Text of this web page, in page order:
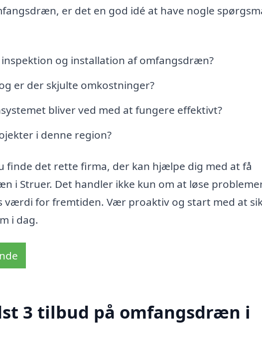
er det en god idé at have nogle
og installation af omfangsdræn?
er der skjulte omkostninger?
bliver ved med at fungere effektivt?
i denne region?
finde det rette firma, der kan hjælpe dig med at få
i Struer. Det handler ikke kun om at løse
værdi for fremtiden. Vær proaktiv og start med at
i dag.
3 tilbud på omfangsdræn i